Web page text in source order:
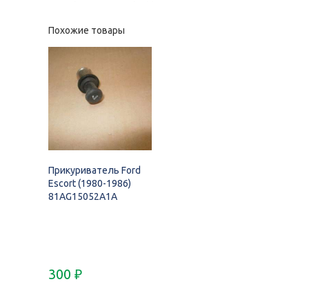
Похожие товары
Прикуриватель Ford
Escort (1980-1986)
81AG15052A1A
300 ₽